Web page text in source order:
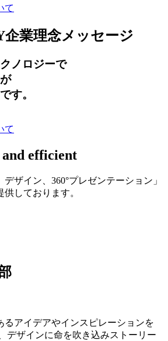
て
企業理念メッセージ
ノロジーで
す。
て
efficient
ザイン、360°プレゼンテーション」
しております。
るアイデアやインスピレーションを
デザインに命を吹き込みストーリー